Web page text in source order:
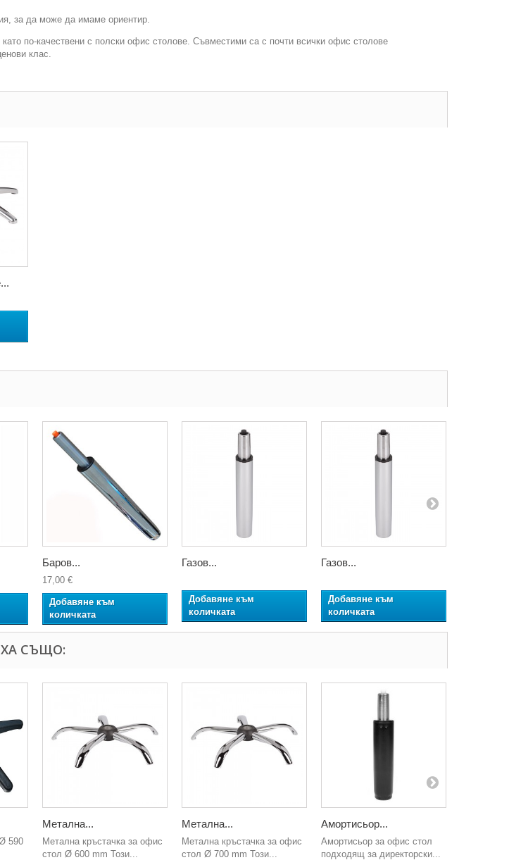
за да може да имаме ориентир.
по-качествени с полски офис столове. Съвместими са с почти всички офис столове
клас.
Баров...
17,00 €
Добавяне към
количката
Газов...
Добавяне към
количката
Газов...
Добавяне към
количката
СЪЩО:
590
Метална...
Метална кръстачка за офис
стол Ø 600 mm Този...
Метална...
Метална кръстачка за офис
стол Ø 700 mm Този...
Амортисьор...
Амортисьор за офис стол
подходящ за директорски...